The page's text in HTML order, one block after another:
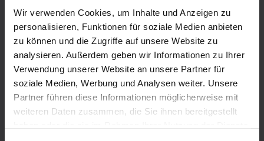
Wir verwenden Cookies, um Inhalte und Anzeigen zu
personalisieren, Funktionen für soziale Medien anbieten
zu können und die Zugriffe auf unsere Website zu
analysieren. Außerdem geben wir Informationen zu Ihrer
Verwendung unserer Website an unsere Partner für
soziale Medien, Werbung und Analysen weiter. Unsere
Partner führen diese Informationen möglicherweise mit
weiteren Daten zusammen, die Sie ihnen bereitgestellt
Products
Bulk LPG
LPG tank versions
Areas of use